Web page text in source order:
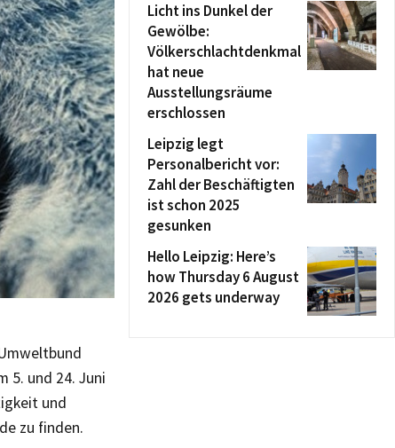
5. und 24. Juni
und
zu finden.
Licht ins Dunkel der
Gewölbe:
Völkerschlachtdenkmal
hat neue
Ausstellungsräume
erschlossen
Leipzig legt
Personalbericht vor:
Zahl der Beschäftigten
ist schon 2025
gesunken
Hello Leipzig: Here’s
how Thursday 6 August
2026 gets underway